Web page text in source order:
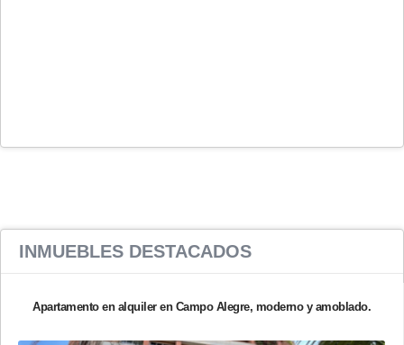
INMUEBLES DESTACADOS
Apartamento en alquiler en Campo Alegre, moderno y amoblado.